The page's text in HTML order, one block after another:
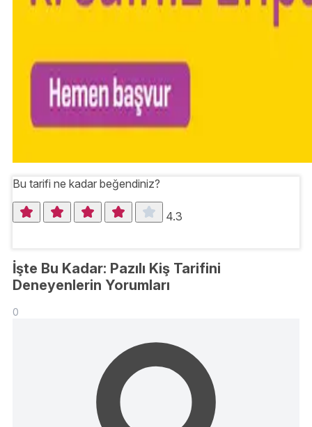
Bu tarifi ne kadar beğendiniz?
4.3
İşte Bu Kadar: Pazılı Kiş Tarifini
Deneyenlerin Yorumları
0